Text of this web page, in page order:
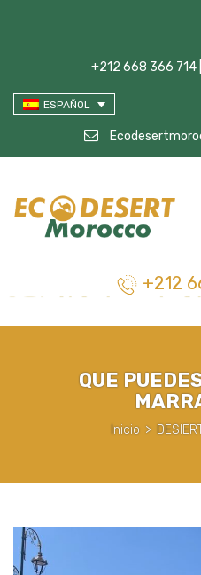
+212 668 366 714
ESPAÑOL
+212
QUE
Inicio >